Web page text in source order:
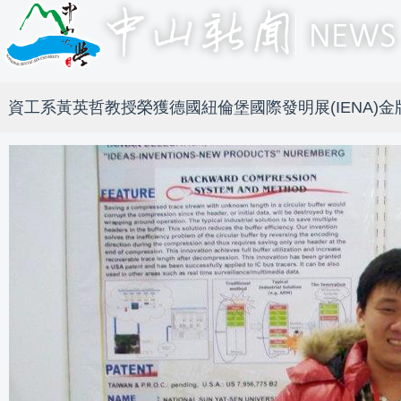
資工系黃英哲教授榮獲德國紐倫堡國際發明展(IENA)金